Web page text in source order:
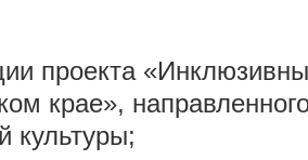
проекта
крае»,
культуры;